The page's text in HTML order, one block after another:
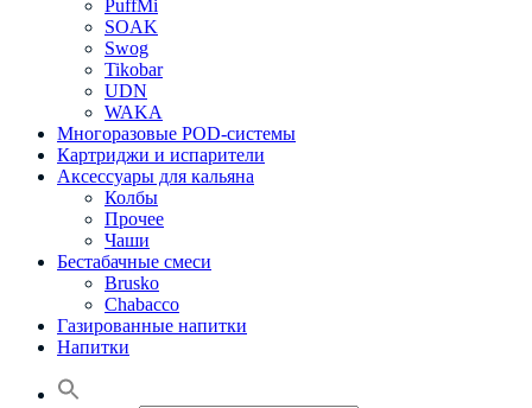
PuffMi
SOAK
Swog
Tikobar
UDN
WAKA
Многоразовые POD-системы
Картриджи и испарители
Аксессуары для кальяна
Колбы
Прочее
Чаши
Бестабачные смеси
Brusko
Chabacco
Газированные напитки
Напитки